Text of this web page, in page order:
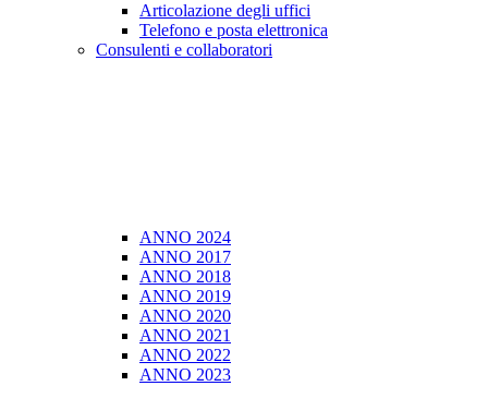
Articolazione degli uffici
Telefono e posta elettronica
Consulenti e collaboratori
ANNO 2024
ANNO 2017
ANNO 2018
ANNO 2019
ANNO 2020
ANNO 2021
ANNO 2022
ANNO 2023